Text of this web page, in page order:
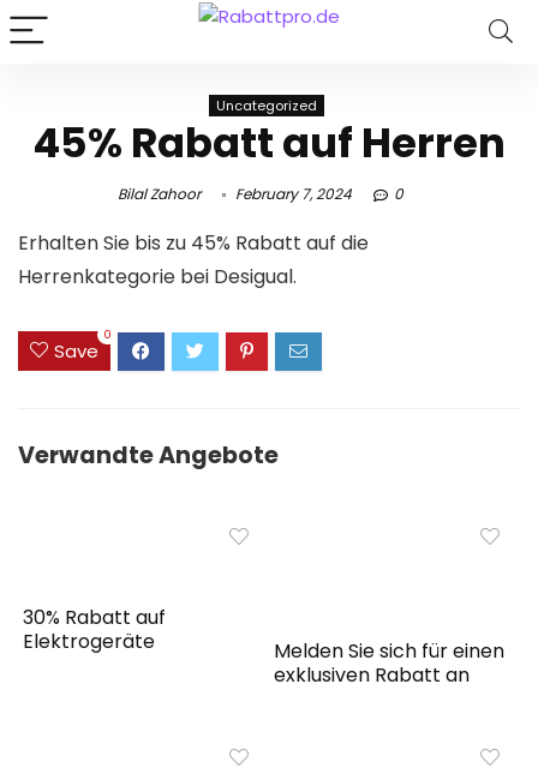
Uncategorized
45% Rabatt auf Herren
Bilal Zahoor February 7, 2024 0
Erhalten Sie bis zu 45% Rabatt auf die
Herrenkategorie bei Desigual.
Save
0
Verwandte Angebote
30% Rabatt auf
Elektrogeräte
Melden Sie sich für einen
exklusiven Rabatt an